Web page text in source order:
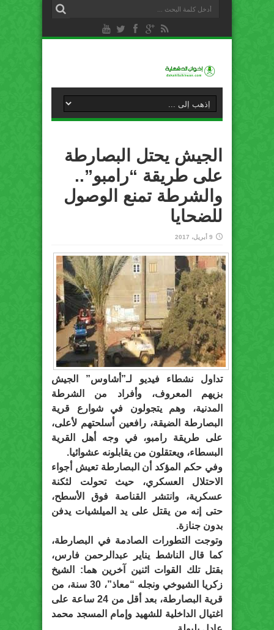
الجيش يحتل البصارطة
على طريقة “رامبو”..
والشرطة تمنع الوصول
للضحايا
9 أبريل، 2017
تداول نشطاء فيديو لـ”أشاوس” الجيش
بزيهم المعروف، وأفراد من الشرطة
المدنية، وهم يتجولون في شوارع قرية
البصارطة الضيقة، رافعين أسلحتهم لأعلى،
على طريقة رامبو، في وجه أهل القرية
البسطاء، ويعتقلون من يقابلونه عشوائيا.
وفي حكم المؤكد أن البصارطة تعيش أجواء
الاحتلال العسكري، حيث تحولت لثكنة
عسكرية، وانتشر القناصة فوق الأسطح،
حتى إنه من يقتل على يد الميلشيات يدفن
بدون جنازة.
وتوجت التطورات الصادمة في البصارطة،
كما قال الناشط يناير عبدالرحمن فارس،
بقتل تلك القوات اثنين آخرين هما: الشيخ
زكريا الشيوخي ونجله “معاذ”، 30 سنة، من
قرية البصارطة، بعد أقل من 24 ساعة على
اغتيال الداخلية للشهيد وإمام المسجد محمد